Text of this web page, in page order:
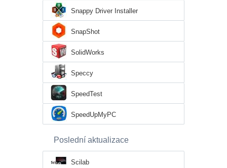
Snappy Driver Installer
SnapShot
SolidWorks
Speccy
SpeedTest
SpeedUpMyPC
Poslední aktualizace
Scilab